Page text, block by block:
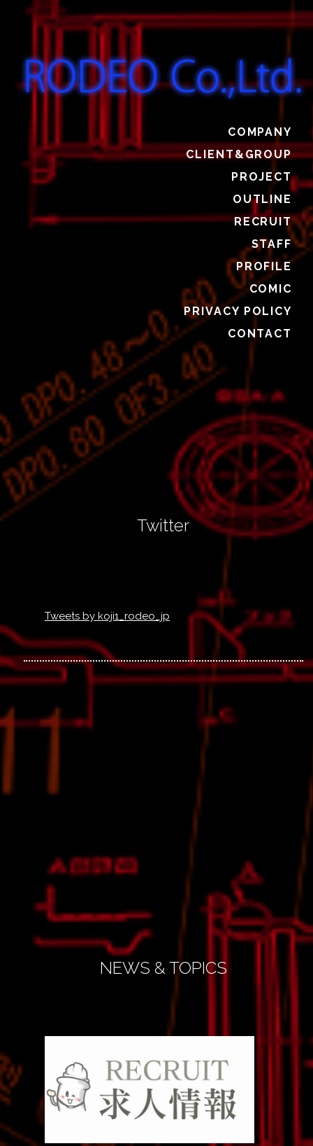
COMPANY
CLIENT&GROUP
PROJECT
OUTLINE
RECRUIT
STAFF
PROFILE
COMIC
PRIVACY POLICY
CONTACT
Twitter
Tweets by koji1_rodeo_jp
NEWS & TOPICS